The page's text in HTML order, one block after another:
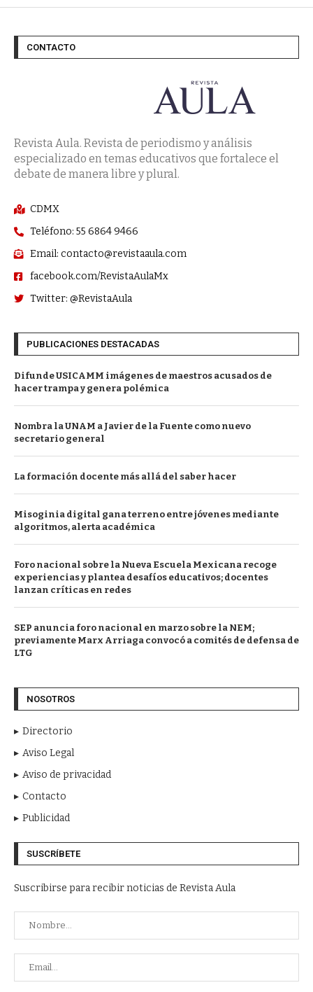
CONTACTO
Revista Aula. Revista de periodismo y análisis
especializado en temas educativos que fortalece el
debate de manera libre y plural.
CDMX
Teléfono: 55 6864 9466
Email: contacto@revistaaula.com
facebook.com/RevistaAulaMx
Twitter: @RevistaAula
PUBLICACIONES DESTACADAS
Difunde USICAMM imágenes de maestros acusados de
hacer trampa y genera polémica
Nombra la UNAM a Javier de la Fuente como nuevo
secretario general
La formación docente más allá del saber hacer
Misoginia digital gana terreno entre jóvenes mediante
algoritmos, alerta académica
Foro nacional sobre la Nueva Escuela Mexicana recoge
experiencias y plantea desafíos educativos; docentes
lanzan críticas en redes
SEP anuncia foro nacional en marzo sobre la NEM;
previamente Marx Arriaga convocó a comités de defensa de
LTG
NOSOTROS
Directorio
Aviso Legal
Aviso de privacidad
Contacto
Publicidad
SUSCRÍBETE
Suscribirse para recibir noticias de Revista Aula